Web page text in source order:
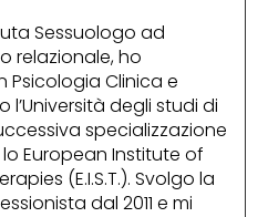
Sessuologo ad
relazionale, ho
Psicologia Clinica e
degli studi di
specializzazione
European Institute of
(E.I.S.T.). Svolgo la
dal 2011 e mi